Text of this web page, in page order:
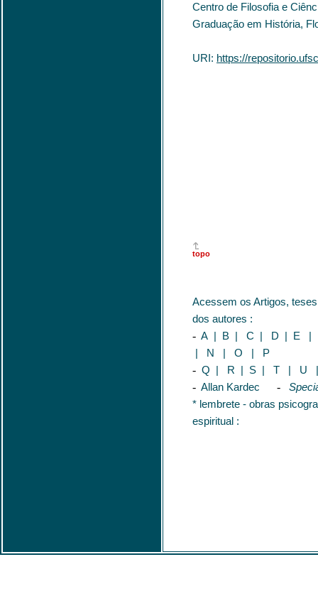
Centro de Filosofia e
Graduação em História,
URI: https://
topo
Acessem os Artigos,
dos autores :
- A | B | C | D | E |
|
N | O |
P
- Q | R | S | T | U
- Allan Kardec -
* lembrete - obras
espiritual :